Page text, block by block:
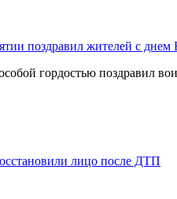
поздравил жителей с
гордостью поздравил
лицо после ДТП